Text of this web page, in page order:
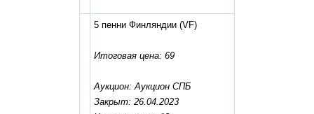
5 пенни Финляндии (VF)
Итоговая цена: 69
Аукцион: Аукцион СПБ
Закрыт: 26.04.2023